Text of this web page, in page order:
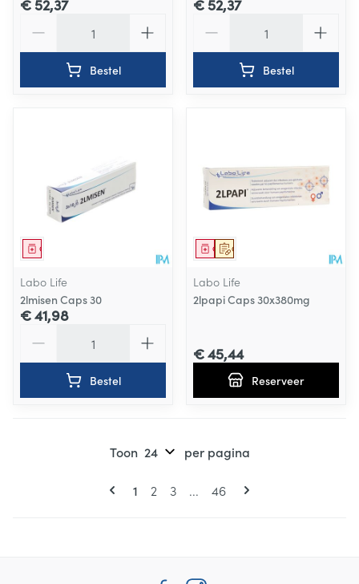
€ 52,37
Bestel
€ 52,37
Bestel
Geneesmiddel
Labo Life
2lmisen Caps 30
€ 41,98
Bestel
Op voorschrift
Geneesmiddel
Labo Life
2lpapi Caps 30x380mg
€ 45,44
Reserveer
Pagina's
U lees momenteel pagina
1 Pagina
2 Pagina
3 ... Pagina
46
Toon per pagina